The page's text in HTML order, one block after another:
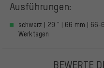
Ausführungen:
schwarz | 29 " | 66 mm | 66-
Werktagen
BEWERTE